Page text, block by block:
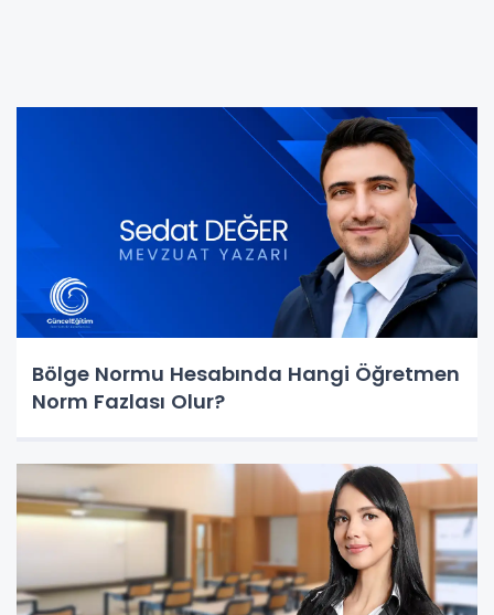
Bölge Normu Hesabında Hangi Öğretmen
Norm Fazlası Olur?